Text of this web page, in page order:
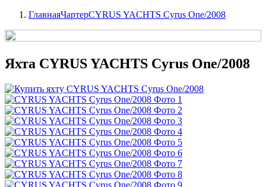
ГлавнаяЧартерCYRUS YACHTS Cyrus One/2008
Яхта CYRUS YACHTS Cyrus One/2008